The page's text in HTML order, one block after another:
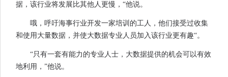
据，该行业将发展比其他人更慢，“他说。
哦，呼吁海事行业开发一家培训的工人，他们接受过收集
和使用大量数据，并使大数据专业人员加入该行业更有趣“。
“只有一套有能力的专业人士，大数据提供的机会可以有效
地利用，”他说。